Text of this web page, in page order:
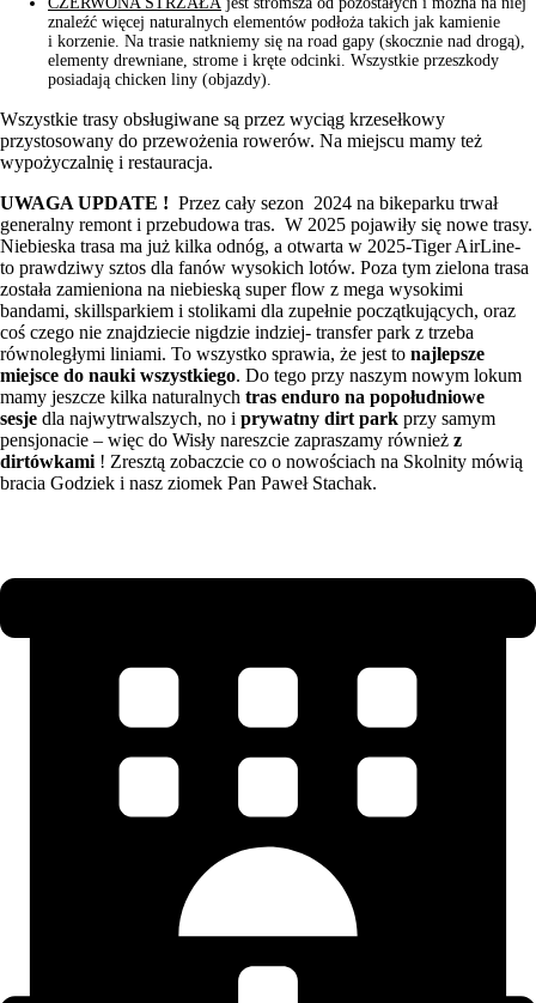
znaleźć więcej naturalnych elementów podłoża takich jak kamienie
i korzenie. Na trasie natkniemy się na road gapy (skocznie nad drogą),
elementy drewniane, strome i kręte odcinki. Wszystkie przeszkody
posiadają chicken liny (objazdy).
Wszystkie trasy obsługiwane są przez wyciąg krzesełkowy
przystosowany do przewożenia rowerów. Na miejscu mamy też
wypożyczalnię i restauracja.
UWAGA UPDATE ! Przez cały sezon 2024 na bikeparku trwał
generalny remont i przebudowa tras. W 2025 pojawiły się nowe trasy.
Niebieska trasa ma już kilka odnóg, a otwarta w 2025-Tiger AirLine-
to prawdziwy sztos dla fanów wysokich lotów. Poza tym zielona trasa
została zamieniona na niebieską super flow z mega wysokimi
bandami, skillsparkiem i stolikami dla zupełnie początkujących, oraz
coś czego nie znajdziecie nigdzie indziej- transfer park z trzeba
równoległymi liniami. To wszystko sprawia, że jest to najlepsze
miejsce do nauki wszystkiego. Do tego przy naszym nowym lokum
mamy jeszcze kilka naturalnych tras enduro na popołudniowe
sesje dla najwytrwalszych, no i prywatny dirt park przy samym
pensjonacie – więc do Wisły nareszcie zapraszamy również z
dirtówkami ! Zresztą zobaczcie co o nowościach na Skolnity mówią
bracia Godziek i nasz ziomek Pan Paweł Stachak.